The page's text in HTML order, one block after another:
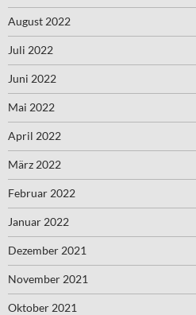
August 2022
Juli 2022
Juni 2022
Mai 2022
April 2022
März 2022
Februar 2022
Januar 2022
Dezember 2021
November 2021
Oktober 2021